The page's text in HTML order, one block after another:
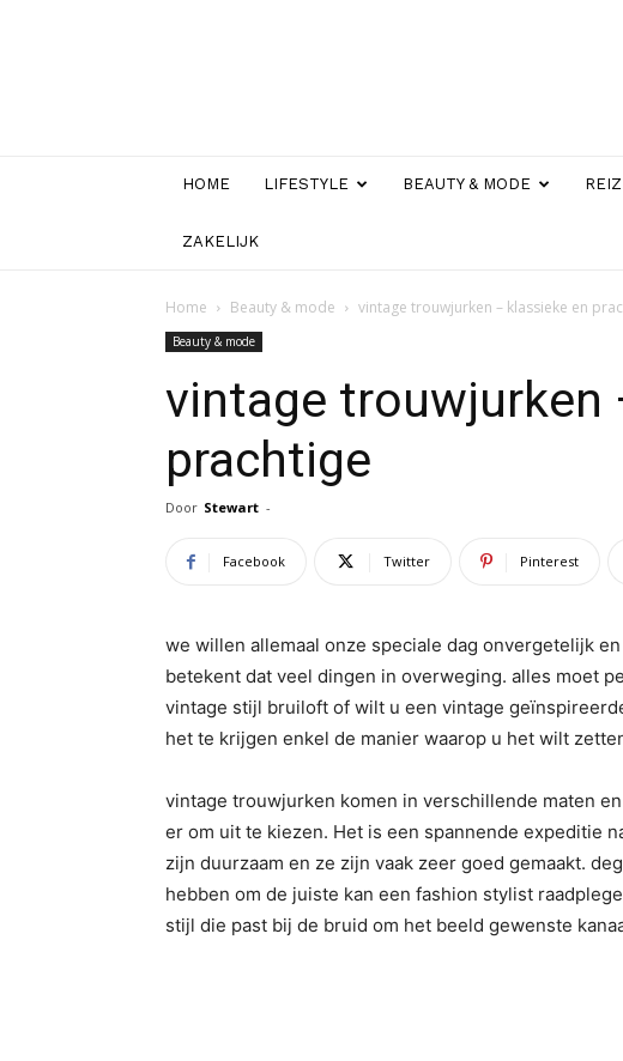
HOME LIFESTYLE BEAUTY & MODE
ZAKELIJK
Home Beauty & mode vintage trouwjurken – klassieke en
Beauty & mode
vintage trouwjurken
prachtige
Door Stewart -
Facebook Twitter Pinterest
we willen allemaal onze speciale dag onvergetelijk
betekent dat veel dingen in overweging. alles moet
vintage stijl bruiloft of wilt u een vintage
het te krijgen enkel de manier waarop u het wilt
vintage trouwjurken komen in verschillende maten
er om uit te kiezen. Het is een spannende expeditie
zijn duurzaam en ze zijn vaak zeer goed gemaakt.
hebben om de juiste kan een fashion stylist
stijl die past bij de bruid om het beeld gewenste